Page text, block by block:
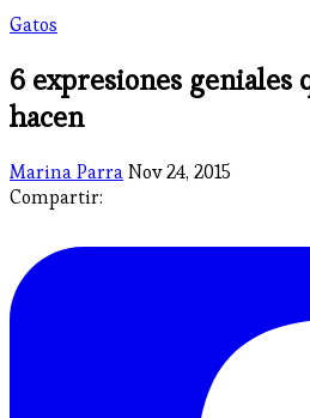
Gatos
6 expresiones geniales
hacen
Marina ParraNov 24, 2015
Compartir: